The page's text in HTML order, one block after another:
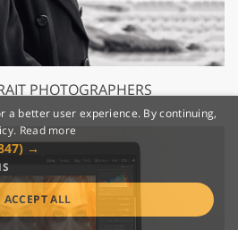
PHOTOGRAPHERS
a better user experience. By continuing,
Read more
→
ACCEPT ALL